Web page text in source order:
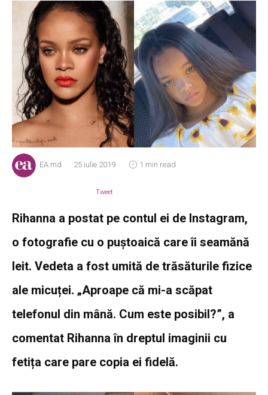
EA.md 25 iulie 2019 1 min read
Tweet
Rihanna a postat pe contul ei de Instagram,
o fotografie cu o puștoaică care îi seamănă
leit. Vedeta a fost umită de trăsăturile fizice
ale micuței. „Aproape că mi-a scăpat
telefonul din mână. Cum este posibil?”, a
comentat Rihanna în dreptul imaginii cu
fetița care pare copia ei fidelă.